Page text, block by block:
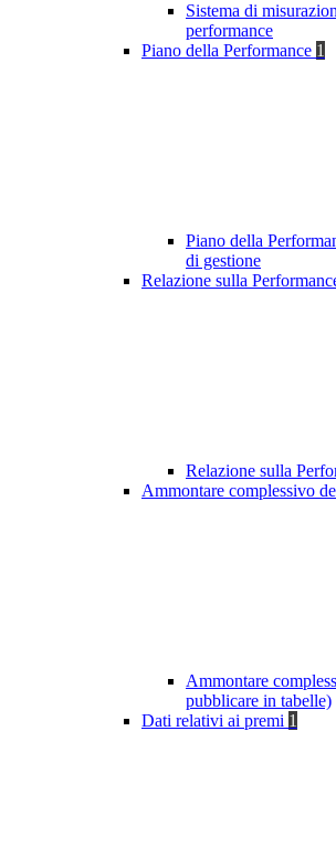
Sistema di
performance
Piano della Performance 1
Piano della
di gestione
Relazione sulla
Relazione sulla
Ammontare complessivo
Ammontare
pubblicare in tabelle)
Dati relativi ai premi 1